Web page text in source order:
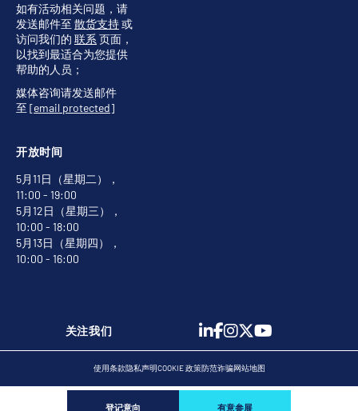
登记意向 有意参展
开放时间
5月11日（星期二），
11:00 - 19:00
5月12日（星期三），
10:00 - 18:00
5月13日（星期四），
10:00 - 16:00
如有活动相关问题，请
发送邮件至 散货支持或
访问我们的 联系 页面，
以找到最适合为您提供
帮助的人员；
媒体咨询请发送邮件
至 [email protected]
关注我们
使用条款隐私声明COOKIE 政策防范诈骗网站地图